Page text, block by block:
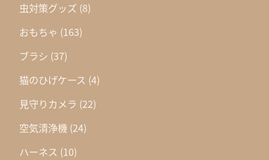
虫対策グッズ (8)
おもちゃ (163)
ブラシ (37)
猫のひげケース (4)
見守りカメラ (22)
空気清浄機 (24)
ハーネス (10)